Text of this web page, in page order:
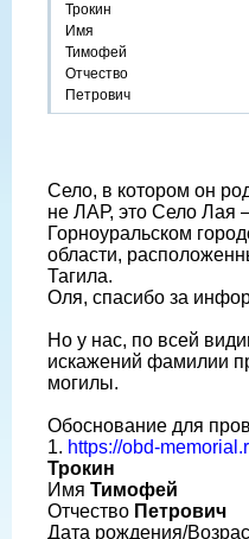
Трокин
Имя
Тимофей
Отчество
Петрович
Село, в котором он
не ЛАР, это Село Лая
Горноуральском
области,
Тагила.
Оля, спасибо за
Но у нас, по всей
искажений фамилии
могилы.
Обоснование для
1. https://obd-
Трокин
Имя Тимофей
Отчество Петрович
Дата рождения/